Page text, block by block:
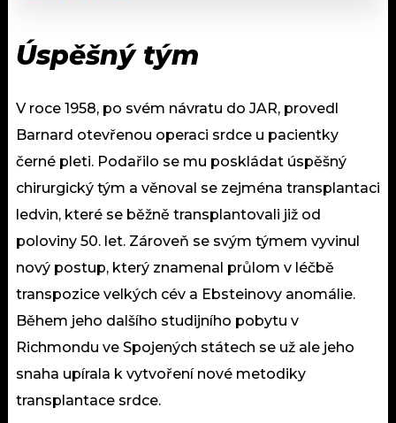
Úspěšný tým
V roce 1958, po svém návratu do JAR, provedl
Barnard otevřenou operaci srdce u pacientky
černé pleti. Podařilo se mu poskládat úspěšný
chirurgický tým a věnoval se zejména transplantaci
ledvin, které se běžně transplantovali již od
poloviny 50. let. Zároveň se svým týmem vyvinul
nový postup, který znamenal průlom v léčbě
transpozice velkých cév a Ebsteinovy anomálie.
Během jeho dalšího studijního pobytu v
Richmondu ve Spojených státech se už ale jeho
snaha upírala k vytvoření nové metodiky
transplantace srdce.